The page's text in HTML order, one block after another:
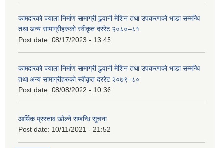
कामदारको ज्याला निर्माण सामाग्री ढुवानी मेशिन तथा उपकरणको भाडा सम्मन्धि
तथा अन्य सामाग्रीहरुको स्वीकृत दररेट २०८०–८१
Post date: 08/17/2023 - 13:45
कामदारको ज्याला निर्माण सामाग्री ढुवानी मेशिन तथा उपकरणको भाडा सम्मन्धि
तथा अन्य सामाग्रीहरुको स्वीकृत दररेट २०७९–८०
Post date: 08/08/2022 - 10:36
आर्थिक प्रस्ताव खोल्ने सम्बन्धि सूचना
Post date: 10/11/2021 - 21:52